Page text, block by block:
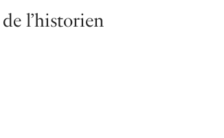
l’historien